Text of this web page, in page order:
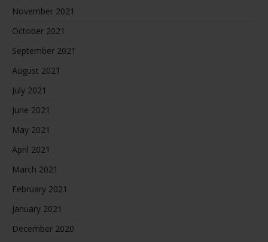
November 2021
October 2021
September 2021
August 2021
July 2021
June 2021
May 2021
April 2021
March 2021
February 2021
January 2021
December 2020